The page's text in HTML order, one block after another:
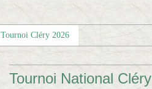
Tournoi Cléry 2026
Tournoi National Cléry